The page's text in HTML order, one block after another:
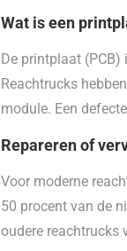
Wat is een
De printplaat
Reachtrucks
module. Een
Repareren of
Voor moderne
50 procent van de
oudere reachtrucks